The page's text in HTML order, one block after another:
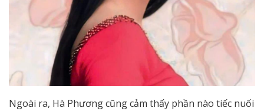
Ngoài ra, Hà Phương cũng cảm thấy phần nào tiếc nuối